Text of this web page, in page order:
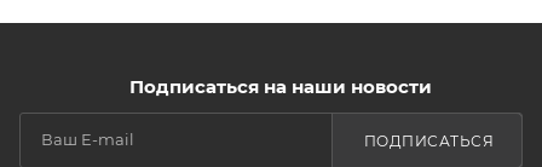
Подписаться на наши новости
ПОДПИСАТЬСЯ